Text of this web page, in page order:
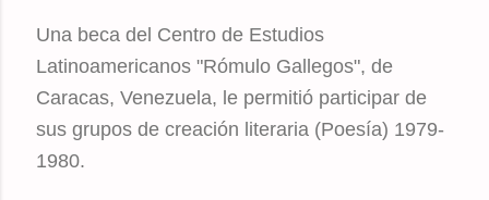
Una beca del Centro de Estudios
Latinoamericanos "Rómulo Gallegos", de
Caracas, Venezuela, le permitió participar de
sus grupos de creación literaria (Poesía) 1979-
1980.